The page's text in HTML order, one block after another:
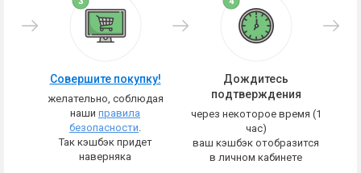
Совершите покупку!
желательно, соблюдая
наши правила
безопасности.
Так кэшбэк придет
наверняка
Дождитесь
подтверждения
через некоторое время (1
час)
ваш кэшбэк отобразится
в личном кабинете